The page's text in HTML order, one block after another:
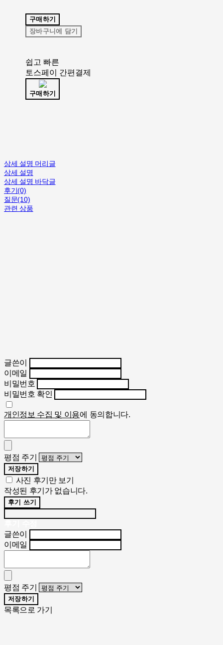
구매하기
장바구니에 담기
쉽고 빠른
토스페이 간편결제
구매하기
상세 설명 머리글
상세 설명
상세 설명 바닥글
후기(0)
질문(10)
관련 상품
글쓴이
이메일
비밀번호
비밀번호 확인
개인정보 수집 및 이용에 동의합니다.
평점 주기
저장하기
사진 후기만 보기
작성된 후기가 없습니다.
후기 쓰기
글쓴이
이메일
평점 주기
저장하기
목록으로 가기